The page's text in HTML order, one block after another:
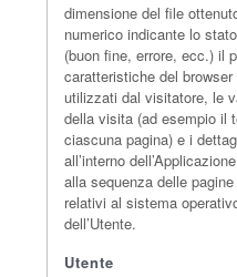
dimensione del file
numerico indicante lo
(buon fine, errore, ecc.) il
caratteristiche del
utilizzati dal visitatore, le
della visita (ad esempio il
ciascuna pagina) e i
all’interno
alla sequenza delle
relativi al sistema
dell’Utente.
Utente